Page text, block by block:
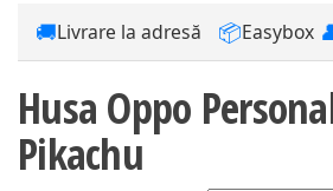
🚚Livrare la adresă 📦Easybox
Husa Oppo
Pikachu